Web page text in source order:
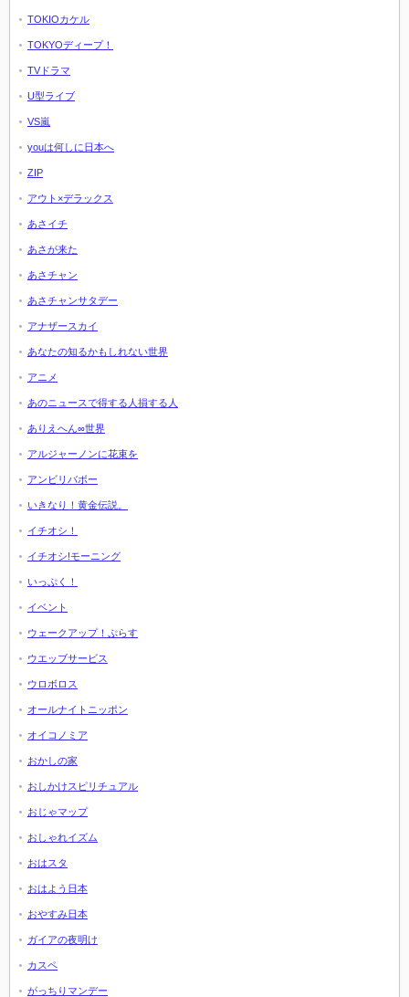
TOKIOカケル
TOKYOディープ！
TVドラマ
U型ライブ
VS嵐
youは何しに日本へ
ZIP
アウト×デラックス
あさイチ
あさが来た
あさチャン
あさチャンサタデー
アナザースカイ
あなたの知るかもしれない世界
アニメ
あのニュースで得する人損する人
ありえへん∞世界
アルジャーノンに花束を
アンビリバボー
いきなり！黄金伝説。
イチオシ！
イチオシ!モーニング
いっぷく！
イベント
ウェークアップ！ぷらす
ウエッブサービス
ウロボロス
オールナイトニッポン
オイコノミア
おかしの家
おしかけスピリチュアル
おじゃマップ
おしゃれイズム
おはスタ
おはよう日本
おやすみ日本
ガイアの夜明け
カスペ
がっちりマンデー